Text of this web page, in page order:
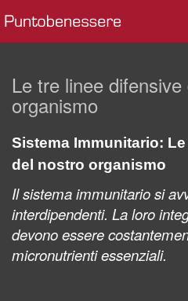
Le tre linee
organismo
Sistema Immunitario:
del nostro organismo
Il sistema immunitario si
interdipendenti. La loro
devono essere
micronutrienti essenziali.